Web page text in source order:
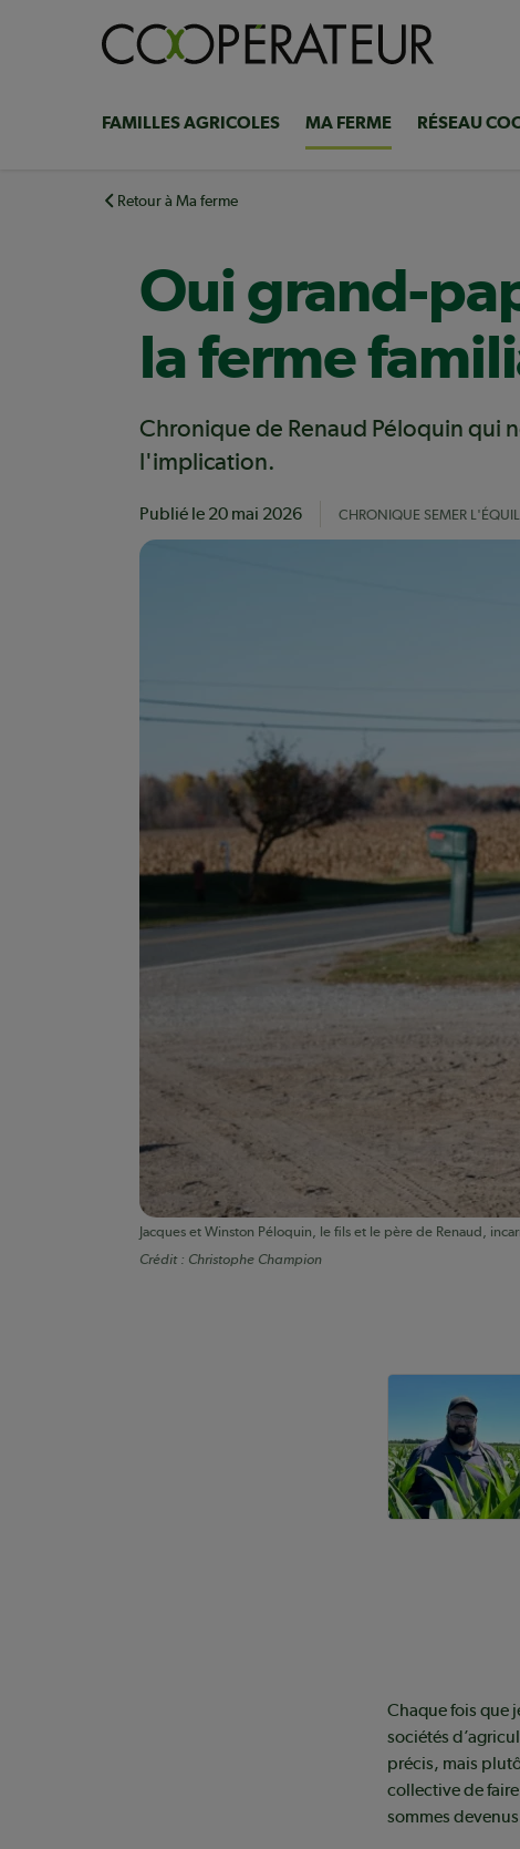
Navigation
principale
FAMILLES AGRICOLES MA FERME RÉSEAU
Retour à Ma ferme
Oui grand-
la ferme
Chronique de Renaud Péloquin qui
l'implication.
Publié le 20 mai 2026 CHRONIQUE SEMER
Jacques et Winston Péloquin, le fils et le père de Renaud,
Crédit : Christophe Champion
Auteurs de contenu
Chaque fois que
sociétés
précis, mais
collective de
sommes